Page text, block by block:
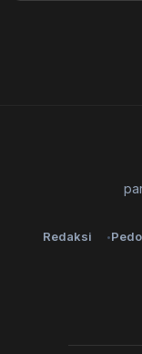
ReligiRedaksi